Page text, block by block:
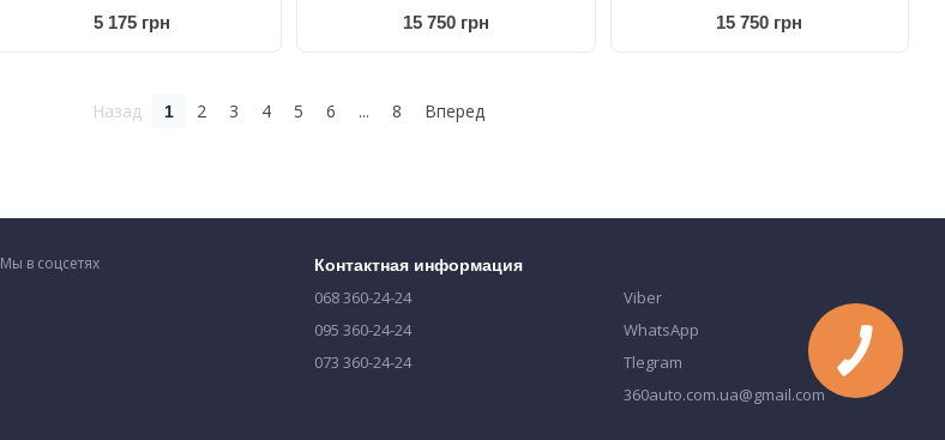
5 175 грн 15 750 грн 15 750 грн
Назад 1 2 3 4 5 6 ... 8 Вперед
Мы в соцсетях Контактная информация
068 360-24-24
095 360-24-24
073 360-24-24
Viber
WhatsApp
Tlegram
360auto.com.ua@gmail.com